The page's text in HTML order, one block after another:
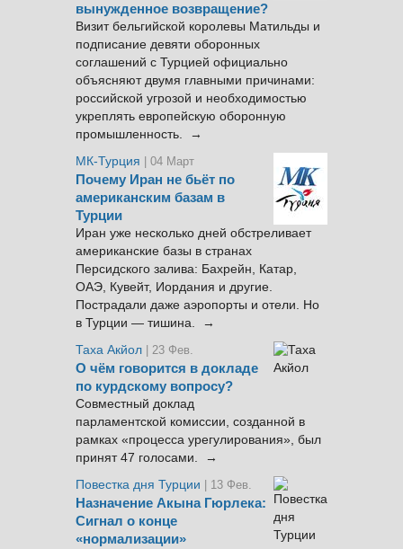
вынужденное возвращение?
Визит бельгийской королевы Матильды и
подписание девяти оборонных
соглашений с Турцией официально
объясняют двумя главными причинами:
российской угрозой и необходимостью
укреплять европейскую оборонную
промышленность. →
МК-Турция
| 04 Март
Почему Иран не бьёт по
американским базам в
Турции
Иран уже несколько дней обстреливает
американские базы в странах
Персидского залива: Бахрейн, Катар,
ОАЭ, Кувейт, Иордания и другие.
Пострадали даже аэропорты и отели. Но
в Турции — тишина. →
Таха Акйол | 23 Фев.
О чём говорится в докладе
по курдскому вопросу?
Совместный доклад
парламентской комиссии, созданной в
рамках «процесса урегулирования», был
принят 47 голосами. →
Повестка дня Турции
| 13 Фев.
Назначение Акына Гюрлека:
Сигнал о конце
«нормализации»